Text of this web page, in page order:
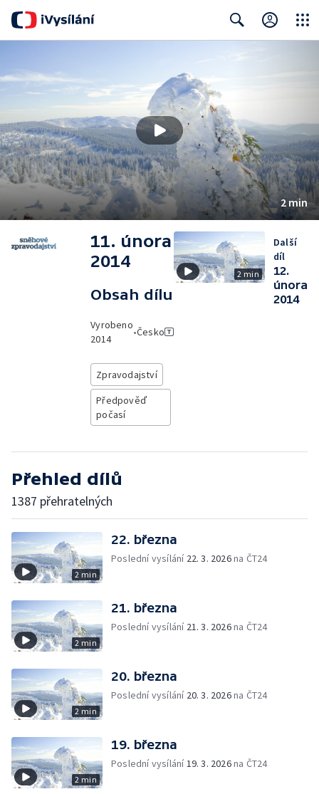
2 min
11. února
2014
Obsah dílu
Vyrobeno
2014
•Česko
Zpravodajství
Předpověď
počasí
2 min
Další
díl
12.
února
2014
Přehled dílů
1387 přehratelných
2 min
22. března
Poslední vysílání 22. 3. 2026na ČT24
2 min
21. března
Poslední vysílání 21. 3. 2026na ČT24
2 min
20. března
Poslední vysílání 20. 3. 2026na ČT24
2 min
19. března
Poslední vysílání19. 3. 2026na ČT24